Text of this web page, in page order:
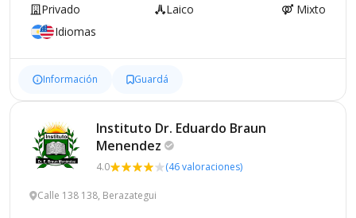
Privado Laico
Mixto
Idiomas
Información Guardá
Instituto Dr. Eduardo Braun
Menendez
4.0 (46 valoraciones)
Calle 138 138, Berazategui